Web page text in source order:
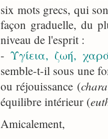
six mots grecs, qui
façon graduelle, du
niveau de l'esprit :
-Υγίεια, ζωή,
semble-t-il sous une
ou réjouissance (chara
équilibre intérieur (
Amicalement,